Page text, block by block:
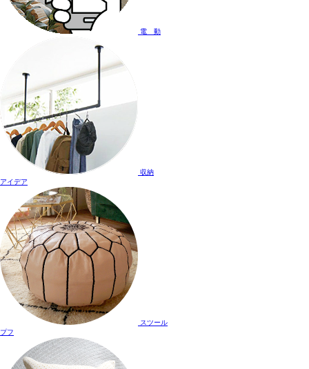
電 動
収納
アイデア
スツール
プフ